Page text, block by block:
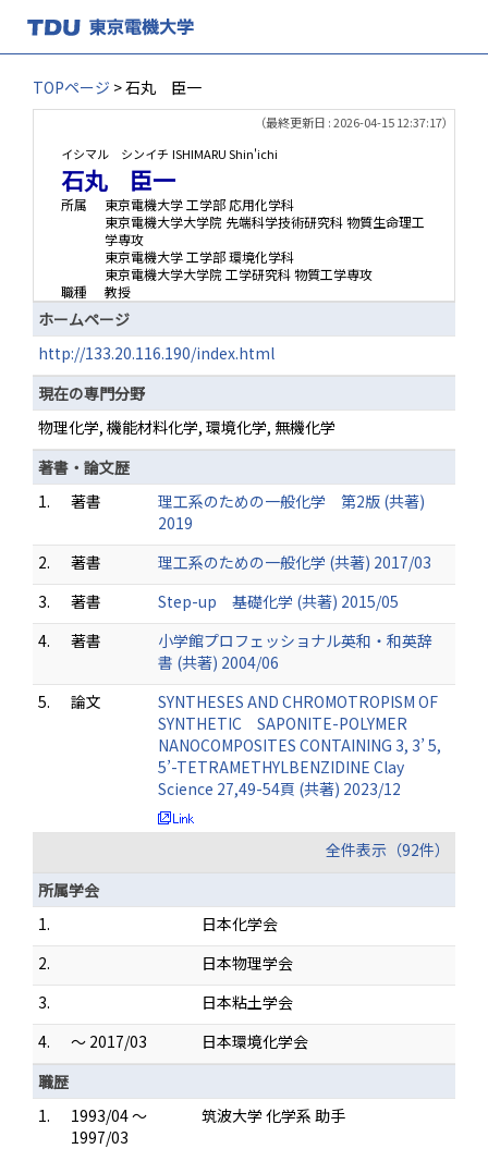
TOPページ > 石丸 臣一
（最終更新日 : 2026-04-15 12:37:17）
イシマル シンイチ ISHIMARU Shin'ichi
石丸 臣一
所属
東京電機大学 工学部 応用化学科
東京電機大学大学院 先端科学技術研究科 物質生命理工
学専攻
東京電機大学 工学部 環境化学科
東京電機大学大学院 工学研究科 物質工学専攻
職種
教授
ホームページ
http://133.20.116.190/index.html
現在の専門分野
物理化学, 機能材料化学, 環境化学, 無機化学
著書・論文歴
1.
著書
理工系のための一般化学 第2版 (共著)
2019
2.
著書
理工系のための一般化学 (共著) 2017/03
3.
著書
Step-up 基礎化学 (共著) 2015/05
4.
著書
小学館プロフェッショナル英和・和英辞
書 (共著) 2004/06
5.
論文
SYNTHESES AND CHROMOTROPISM OF
SYNTHETIC SAPONITE-POLYMER
NANOCOMPOSITES CONTAINING 3, 3’ 5,
5’-TETRAMETHYLBENZIDINE Clay
Science 27,49-54頁 (共著) 2023/12
全件表示（92件）
所属学会
1.
日本化学会
2.
日本物理学会
3.
日本粘土学会
4.
～ 2017/03
日本環境化学会
職歴
1.
1993/04 ～
1997/03
筑波大学 化学系 助手